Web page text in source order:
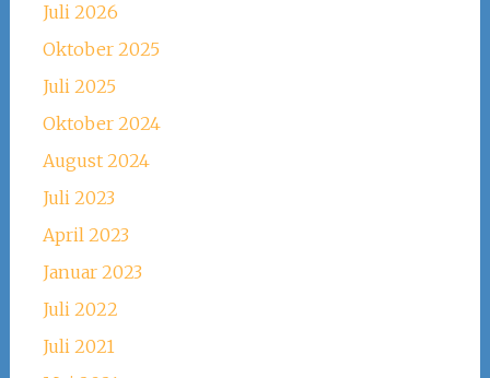
Juli 2026
Oktober 2025
Juli 2025
Oktober 2024
August 2024
Juli 2023
April 2023
Januar 2023
Juli 2022
Juli 2021